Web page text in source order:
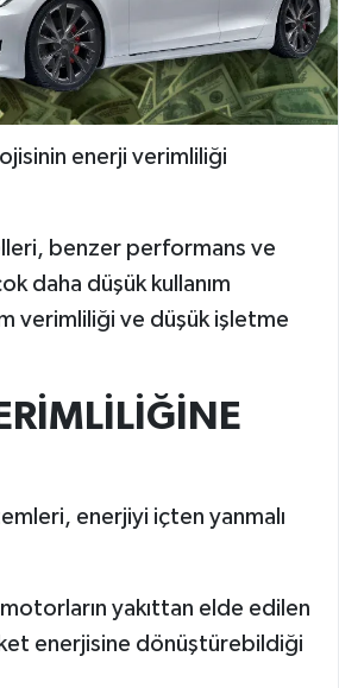
enerji verimliliği
benzer performans ve
daha düşük kullanım
verimliliği ve düşük işletme
enerjiyi içten yanmalı
yakıttan elde edilen
enerjisine dönüştürebildiği